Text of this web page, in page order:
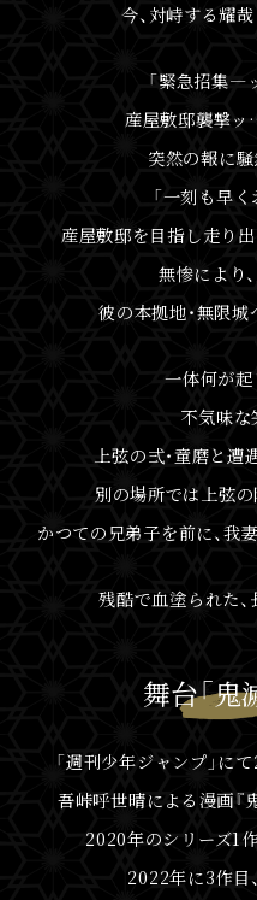
今、対峙する耀
「緊急招集―
産屋敷邸襲撃ッ
突然の報に騒
「一刻も早
産屋敷邸を目指し走り
無惨により
彼の本拠地・無限城
一体何が起
不気味な
上弦の弍・童磨と遭
別の場所では上弦の
かつての兄弟子を前に、我
残酷で血塗られた、
舞台「鬼
「週刊少年ジャンプ」に
吾峠呼世晴による漫画『
2020年のシリーズ1
2022年に3作目